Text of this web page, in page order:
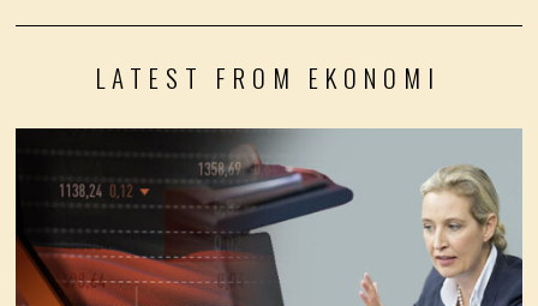
LATEST FROM EKONOMI